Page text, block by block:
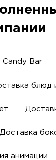
Candy Bar
блюд
Доставка
анимации